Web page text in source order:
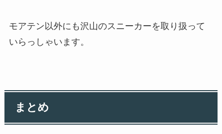
モアテン以外にも沢山のスニーカーを取り扱って
いらっしゃいます。
まとめ